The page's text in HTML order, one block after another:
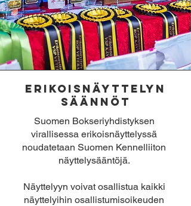
Erikoisnäyttelyn
säännöt
Suomen Bokseriyhdistyksen
virallisessa erikoisnäyttelyssä
noudatetaan Suomen Kennelliiton
näyttelysääntöjä.
Näyttelyyn voivat osallistua kaikki
näyttelyihin osallistumisoikeuden